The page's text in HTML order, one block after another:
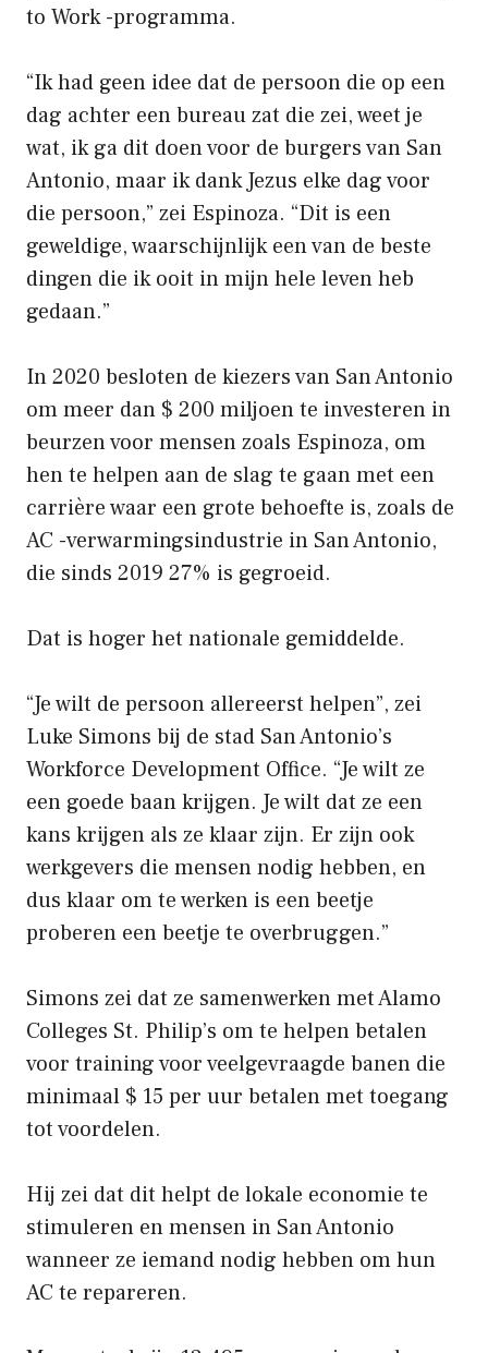
to Work -programma.
“Ik had geen idee dat de persoon die op een
dag achter een bureau zat die zei, weet je
wat, ik ga dit doen voor de burgers van San
Antonio, maar ik dank Jezus elke dag voor
die persoon,” zei Espinoza. “Dit is een
geweldige, waarschijnlijk een van de beste
dingen die ik ooit in mijn hele leven heb
gedaan.”
In 2020 besloten de kiezers van San Antonio
om meer dan $ 200 miljoen te investeren in
beurzen voor mensen zoals Espinoza, om
hen te helpen aan de slag te gaan met een
carrière waar een grote behoefte is, zoals de
AC -verwarmingsindustrie in San Antonio,
die sinds 2019 27% is gegroeid.
Dat is hoger het nationale gemiddelde.
“Je wilt de persoon allereerst helpen”, zei
Luke Simons bij de stad San Antonio’s
Workforce Development Office. “Je wilt ze
een goede baan krijgen. Je wilt dat ze een
kans krijgen als ze klaar zijn. Er zijn ook
werkgevers die mensen nodig hebben, en
dus klaar om te werken is een beetje
proberen een beetje te overbruggen.”
Simons zei dat ze samenwerken met Alamo
Colleges St. Philip’s om te helpen betalen
voor training voor veelgevraagde banen die
minimaal $ 15 per uur betalen met toegang
tot voordelen.
Hij zei dat dit helpt de lokale economie te
stimuleren en mensen in San Antonio
wanneer ze iemand nodig hebben om hun
AC te repareren.